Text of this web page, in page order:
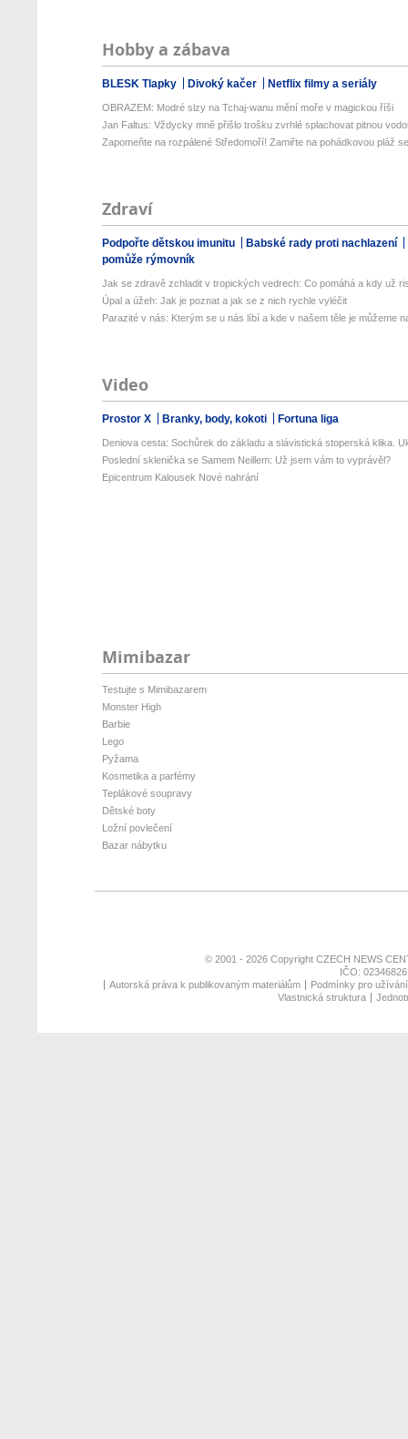
Hobby a zábava
BLESK Tlapky Divoký kačer Netflix filmy a seriály
OBRAZEM: Modré slzy na Tchaj-wanu mění moře v magickou říši
Jan Faltus: Vždycky mně přišlo trošku zvrhlé splachovat pitnou
Zapomeňte na rozpálené Středomoří! Zamiřte na pohádkovou pláž
Zdraví
Podpořte dětskou imunitu
Babské rady proti nachlazení
pomůže rýmovník
Jak se zdravě zchladit v tropických vedrech: Co pomáhá a kdy už
Úpal a úžeh: Jak je poznat a jak se z nich rychle vyléčit
Parazité v nás: Kterým se u nás líbí a kde v našem těle je můžeme
Video
Prostor X Branky, body, kokoti Fortuna liga
Deniova cesta: Sochůrek do základu a slávistická stoperská klika.
Poslední sklenička se Samem Neillem: Už jsem vám to vyprávěl?
Epicentrum Kalousek Nové nahrání
Mimibazar
Testujte s Mimibazarem
Monster High
Barbie
Lego
Pyžama
Kosmetika a parfémy
Teplákové soupravy
Dětské boty
Ložní povlečení
Bazar nábytku
© 2001 - 2026 Copyright CZECH NEWS
IČO:
Autorská práva k publikovaným materiálům
Podmínky pro
Vlastnická struktura